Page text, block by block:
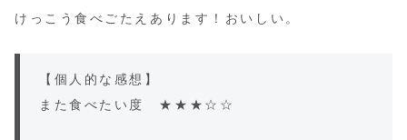
けっこう食べごたえあります！おいしい。
【個人的な感想】
また食べたい度 ★★★☆☆